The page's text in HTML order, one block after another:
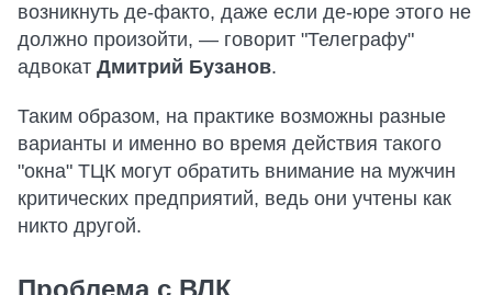
возникнуть де-факто, даже если де-юре этого не
должно произойти, — говорит "Телеграфу"
адвокат Дмитрий Бузанов.
Таким образом, на практике возможны разные
варианты и именно во время действия такого
"окна" ТЦК могут обратить внимание на мужчин
критических предприятий, ведь они учтены как
никто другой.
Проблема с ВЛК